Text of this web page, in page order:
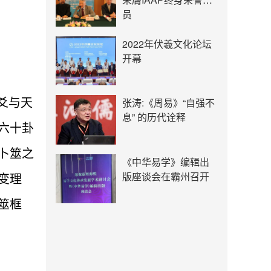
与天
十卦
筮之
理
框
员
2022年伏羲文化论坛
开幕
张涛:《周易》“自强不
息” 的历代诠释
《中华易学》编辑出
版座谈会在霸州召开